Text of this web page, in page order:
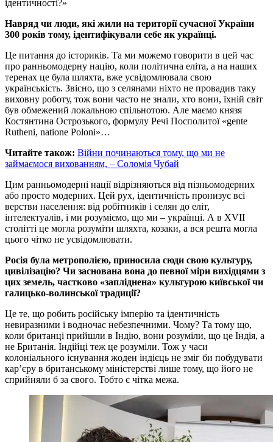
ідентичності?»
Навряд чи люди, які жили на території сучасної України
300 років тому, ідентифікували себе як українці.
Це питання до істориків. Та ми можемо говорити в цей час
про ранньомодерну націю, коли політична еліта, а на наших
теренах це була шляхта, вже усвідомлювала свою
українськість. Звісно, що з селянами ніхто не провадив таку
виховну роботу, тож вони часто не знали, хто вони, їхній світ
був обмежений локальною спільнотою. Але маємо князя
Костянтина Острозького, формулу Речі Посполитої «gente
Rutheni, natione Poloni»…
Читайте також: Війни починаються тому, що ми не
займаємося вихованням, – Соломія Чубай
Цим ранньомодерні нації відрізняються від пізньомодерних
або просто модерних. Цей рух, ідентичність пронизує всі
верстви населення: від робітників і селян до еліт,
інтелектуалів, і ми розуміємо, що ми – українці. А в XVII
столітті це могла розуміти шляхта, козаки, а вся решта могла
цього чітко не усвідомлювати.
Росія була метрополією, приносила сюди свою культуру,
цивілізацію? Чи заснована вона до певної міри вихідцями з
цих земель, частково «запліднена» культурою київської чи
галицько-волинської традиції?
Це те, що робить російську імперію та ідентичність
невиразними і водночас небезпечними. Чому? Та тому що,
коли британці прийшли в Індію, вони розуміли, що це Індія, а
не Британія. Індійці теж це розуміли. Тож у часи
колоніального існування жоден індієць не зміг би побудувати
кар’єру в британському міністерстві лише тому, що його не
сприйняли б за свого. Тобто є чітка межа.